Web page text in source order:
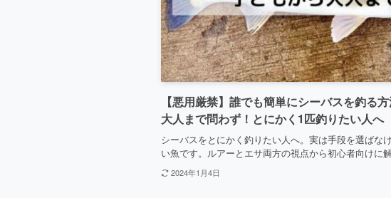
【悪用厳禁】誰でも簡単にシーバスを釣る
大人まで問わず！とにかく1匹釣りたい人へ
シーバスをとにかく釣りたい人へ。実は手段を選ばな
い魚です。ルアーとエサ両方の視点から初心者向けに解
2024年1月4日